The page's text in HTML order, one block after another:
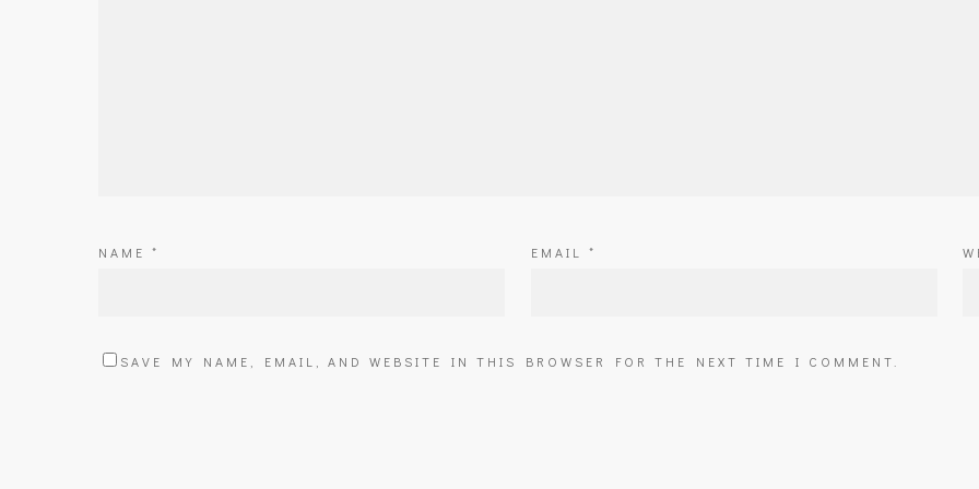
NAME * EMAIL *
SAVE MY NAME, EMAIL, AND WEBSITE IN THIS BROWSER FOR THE NEXT TIME I COMMENT.